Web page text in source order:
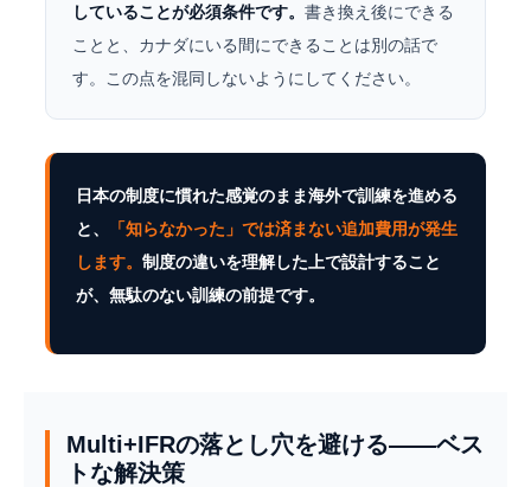
していることが必須条件です。 書き換え後にできる
ことと、カナダにいる間にできることは別の話で
す。この点を混同しないようにしてください。
日本の制度に慣れた感覚のまま海外で訓練を進める
と、
「知らなかった」では済まない追加費用が発生
します。 制度の違いを理解した上で設計すること
が、無駄のない訓練の前提です。
Multi+IFRの落とし穴を避ける——ベス
トな解決策